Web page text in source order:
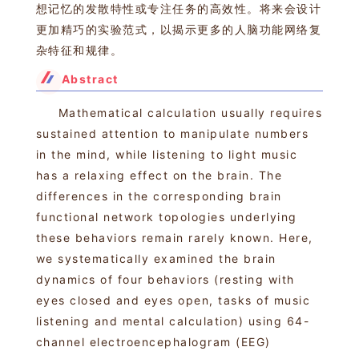
想记忆的发散特性或专注任务的高效性。 将来会设计
更加精巧的实验范式，以揭示更多的人脑功能网络复
杂特征和规律。
Abstract
Mathematical calculation usually requires
sustained attention to manipulate numbers
in the mind, while listening to light music
has a relaxing effect on the brain. The
differences in the corresponding brain
functional network topologies underlying
these behaviors remain rarely known. Here,
we systematically examined the brain
dynamics of four behaviors (resting with
eyes closed and eyes open, tasks of music
listening and mental calculation) using 64-
channel electroencephalogram (EEG)